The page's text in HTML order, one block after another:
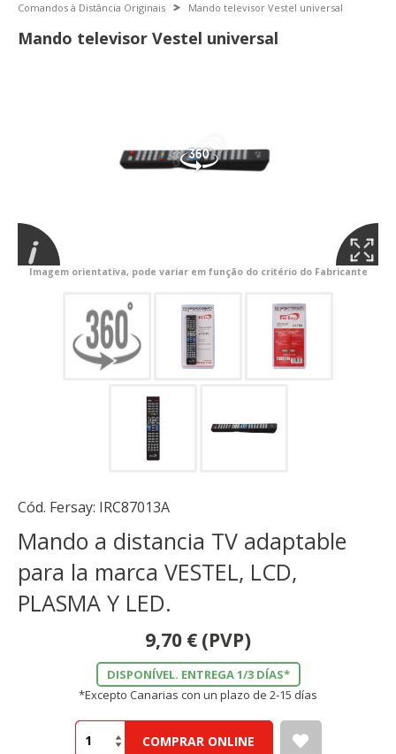
Comandos à Distância Originais
Mando televisor Vestel universal
Mando televisor Vestel universal
Imagem orientativa, pode variar em função do critério do Fabricante
Cód. Fersay: IRC87013A
Mando a distancia TV adaptable
para la marca VESTEL, LCD,
PLASMA Y LED.
9,70 € (PVP)
DISPONÍVEL. ENTREGA 1/3 DÍAS*
*Excepto Canarias con un plazo de 2-15 días
COMPRAR ONLINE